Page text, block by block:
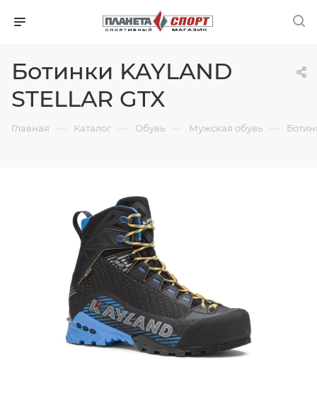
Ботинки KAYLAND
STELLAR GTX
Главная — Каталог — Обувь — Мужская обувь —